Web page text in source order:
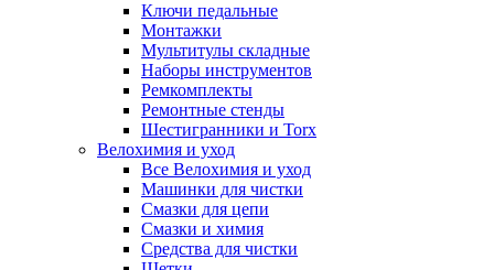
Ключи педальные
Монтажки
Мультитулы складные
Наборы инструментов
Ремкомплекты
Ремонтные стенды
Шестигранники и Torx
Велохимия и уход
Все Велохимия и уход
Машинки для чистки
Смазки для цепи
Смазки и химия
Средства для чистки